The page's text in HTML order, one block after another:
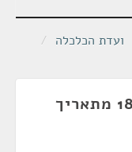
ועדת הכלכלה /
ישיבת ועדה של הכנסת ה-18 מתאריך